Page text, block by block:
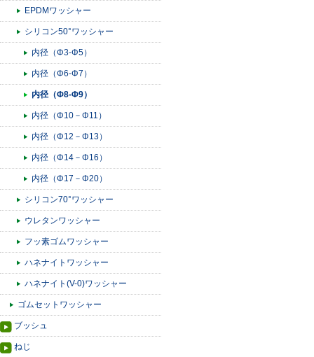
EPDMワッシャー
シリコン50°ワッシャー
内径（Φ3-Φ5）
内径（Φ6-Φ7）
内径（Φ8-Φ9）
内径（Φ10－Φ11）
内径（Φ12－Φ13）
内径（Φ14－Φ16）
内径（Φ17－Φ20）
シリコン70°ワッシャー
ウレタンワッシャー
フッ素ゴムワッシャー
ハネナイトワッシャー
ハネナイト(V-0)ワッシャー
ゴムセットワッシャー
ブッシュ
ねじ